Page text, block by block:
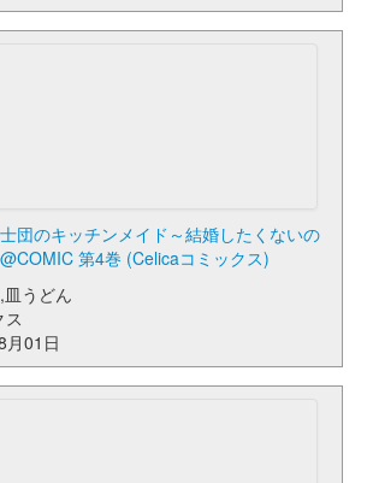
団のキッチンメイド～結婚したくないの
第4巻 (Celicaコミックス)
うどん
ス
月01日